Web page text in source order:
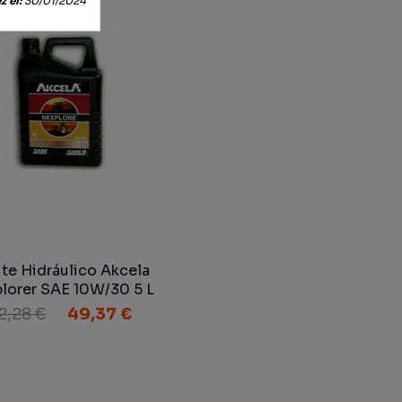
Hidráulico Akcela
SAE 10W/30 5 L
(1751) MAT 3525
€ 49,37 €